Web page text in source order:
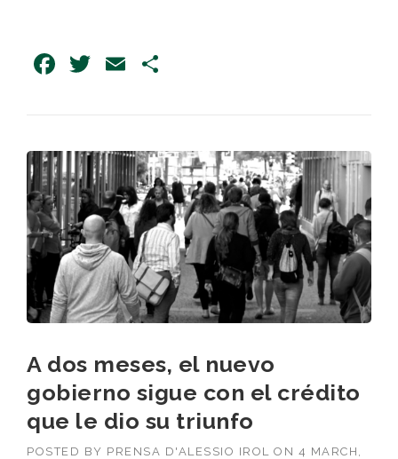
Facebook
Twitter
Email
A dos meses, el nuevo
gobierno sigue con el crédito
que le dio su triunfo
POSTED BY PRENSA D'ALESSIO IROL ON 4 MARCH,